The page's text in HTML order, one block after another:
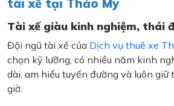
tài xế tại Thảo My
Tài xế giàu kinh nghiệm, thái
Đội ngũ tài xế của Dịch vụ thuê xe
chọn kỹ lưỡng, có nhiều năm kinh
dài, am hiểu tuyến đường và luôn giữ
giờ.